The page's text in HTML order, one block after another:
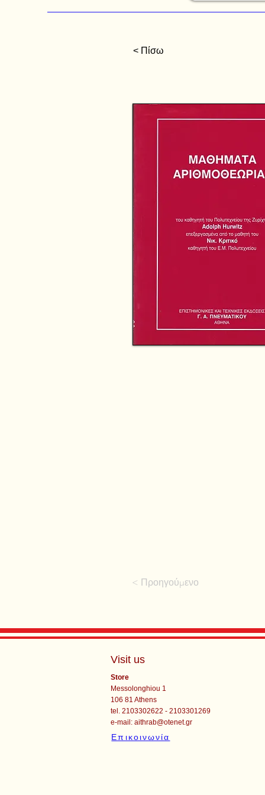
< Πίσω
< Προηγούμενο
Visit us
Store
Messolonghiou 1
106 81 Athens
tel. 2103302622 - 2103301269
e-mail:aithrab@otenet.gr
Επικοινωνία